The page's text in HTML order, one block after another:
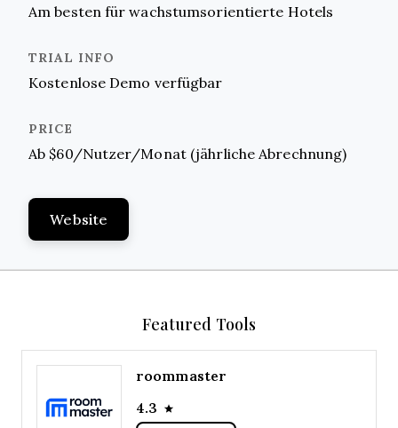
Am besten für wachstumsorientierte Hotels
Kostenlose Demo verfügbar
Ab $60/Nutzer/Monat (jährliche Abrechnung)
Website
Featured Tools
roommaster
4.3